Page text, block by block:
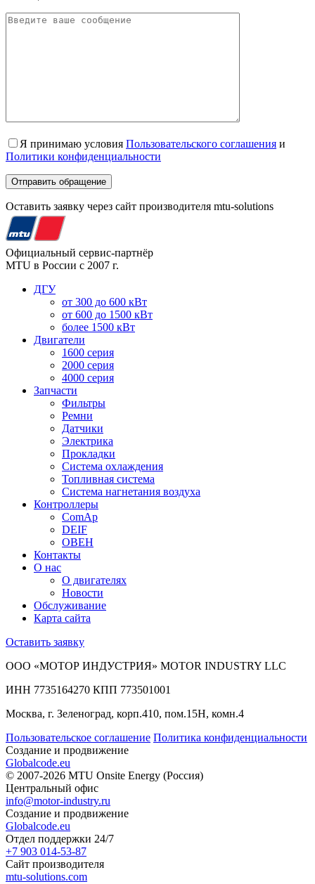
Я принимаю условия Пользовательского соглашения и
Политики конфиденциальности
Оставить заявку через сайт производителя mtu-solutions
Официальный сервис-партнёр
MTU в России с 2007 г.
ДГУ
от 300 до 600 кВт
от 600 до 1500 кВт
более 1500 кВт
Двигатели
1600 серия
2000 серия
4000 серия
Запчасти
Фильтры
Ремни
Датчики
Электрика
Прокладки
Система охлаждения
Топливная система
Система нагнетания воздуха
Контроллеры
ComAp
DEIF
ОВЕН
Контакты
О нас
О двигателях
Новости
Обслуживание
Карта сайта
Оставить заявку
ООО «МОТОР ИНДУСТРИЯ» MOTOR INDUSTRY LLC
ИНН 7735164270 КПП 773501001
Москва, г. Зеленоград, корп.410, пом.15Н, комн.4
Пользовательское соглашение Политика конфиденциальности
Создание и продвижение
Globalcode.eu
© 2007-2026 MTU Onsite Energy (Россия)
Центральный офис
info@motor-industry.ru
Создание и продвижение
Globalcode.eu
Отдел поддержки 24/7
+7 903 014-53-87
Сайт производителя
mtu-solutions.com